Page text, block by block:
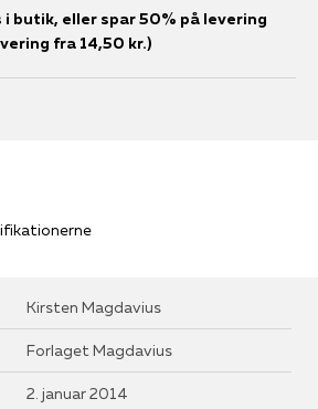
butik, eller spar 50% på levering
fra 14,50 kr.)
Kirsten Magdavius
Forlaget Magdavius
2. januar 2014